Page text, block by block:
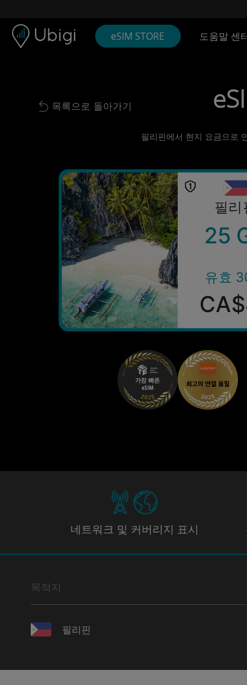
eSIM STORE 도움말 센
Back to list
목록으로 돌아가기
필리핀에서 현지 요금으로
필리
25
유효
네트워크 및 커버리지 표시
목적지
필리핀